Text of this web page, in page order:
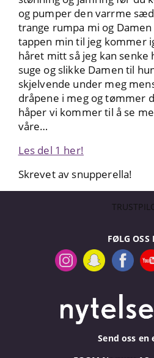
og pumper den varrme
trange rumpa mi og
tappen min til jeg kommer
håret mitt så jeg kan
suge og slikke Damen til
skjelvende under meg
dråpene i meg og tømmer
håper vi kommer til å se
våre…
Les del 1 her!
Skrevet av snupperella!
FØLG OSS
Send oss en